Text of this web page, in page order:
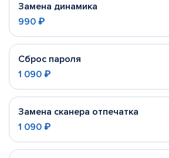
Замена динамика
990 ₽
Сброс пароля
1 090 ₽
Замена сканера отпечатка
1 090 ₽